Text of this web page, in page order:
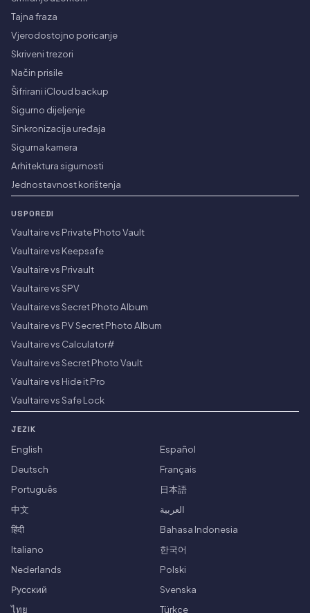
Tajna fraza
Vjerodostojno poricanje
Skriveni trezori
Način prisile
Šifrirani iCloud backup
Sigurno dijeljenje
Sinkronizacija uređaja
Sigurna kamera
Arhitektura sigurnosti
Jednostavnost korištenja
USPOREDI
Vaultaire vs Private Photo Vault
Vaultaire vs Keepsafe
Vaultaire vs Privault
Vaultaire vs SPV
Vaultaire vs Secret Photo Album
Vaultaire vs PV Secret Photo Album
Vaultaire vs Calculator#
Vaultaire vs Secret Photo Vault
Vaultaire vs Hide it Pro
Vaultaire vs Safe Lock
JEZIK
English
Español
Deutsch
Français
Português
日本語
中文
العربية
हिंदी
Bahasa Indonesia
Italiano
한국어
Nederlands
Polski
Русский
Svenska
ไทย
Türkçe